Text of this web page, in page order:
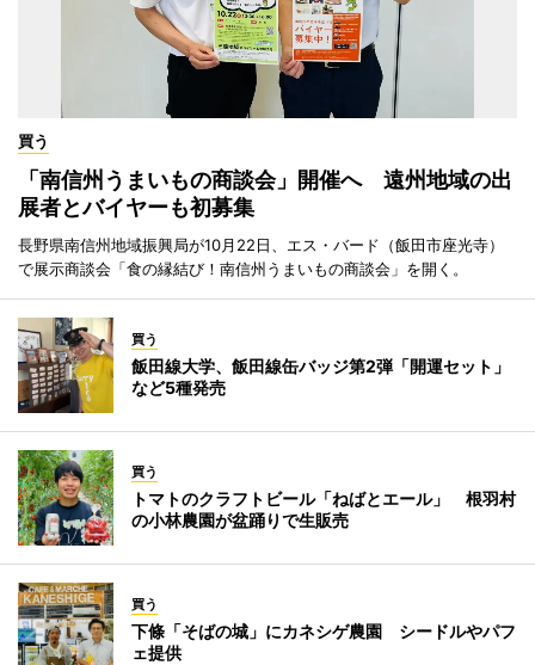
買う
「南信州うまいもの商談会」開催へ 遠州地域の出
展者とバイヤーも初募集
長野県南信州地域振興局が10月22日、エス・バード（飯田市座光寺）
で展示商談会「食の縁結び！南信州うまいもの商談会」を開く。
買う
飯田線大学、飯田線缶バッジ第2弾「開運セット」
など5種発売
買う
トマトのクラフトビール「ねばとエール」 根羽村
の小林農園が盆踊りで生販売
買う
下條「そばの城」にカネシゲ農園 シードルやパフ
ェ提供